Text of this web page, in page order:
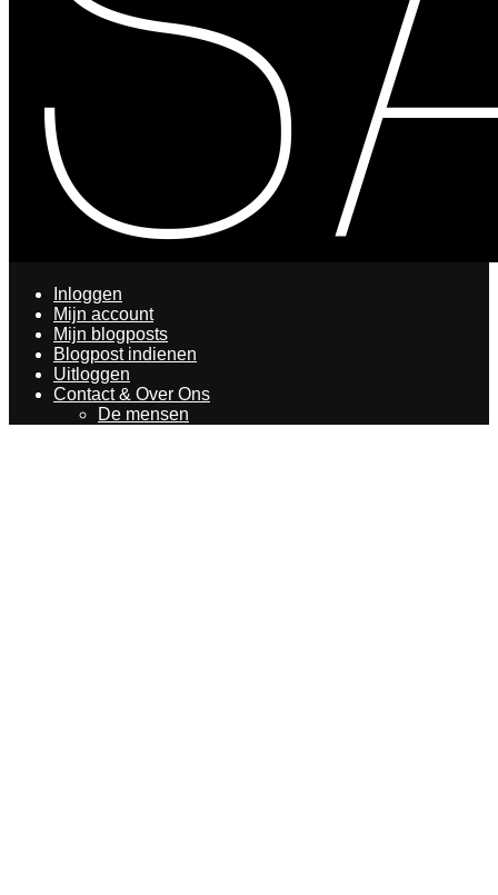
Inloggen
Mijn account
Mijn blogposts
Blogpost indienen
Uitloggen
Contact & Over Ons
De mensen